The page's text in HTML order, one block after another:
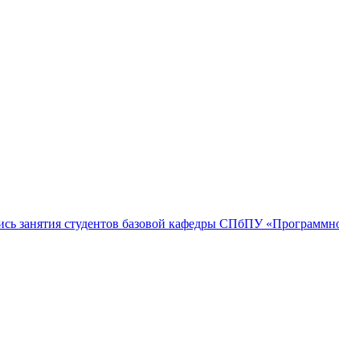
занятия студентов базовой кафедры СПбПУ